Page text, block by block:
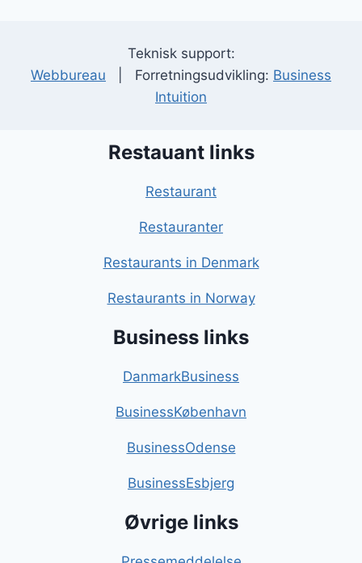
Teknisk support:
Webbureau | Forretningsudvikling: Business
Intuition
Restauant links
Restaurant
Restauranter
Restaurants in Denmark
Restaurants in Norway
Business links
DanmarkBusiness
BusinessKøbenhavn
BusinessOdense
BusinessEsbjerg
Øvrige links